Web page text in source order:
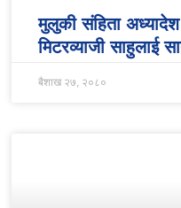
मुलुकी संहिता अध्यादेश
मिटरव्याजी साहुलाई
बैशाख २७, २०८०